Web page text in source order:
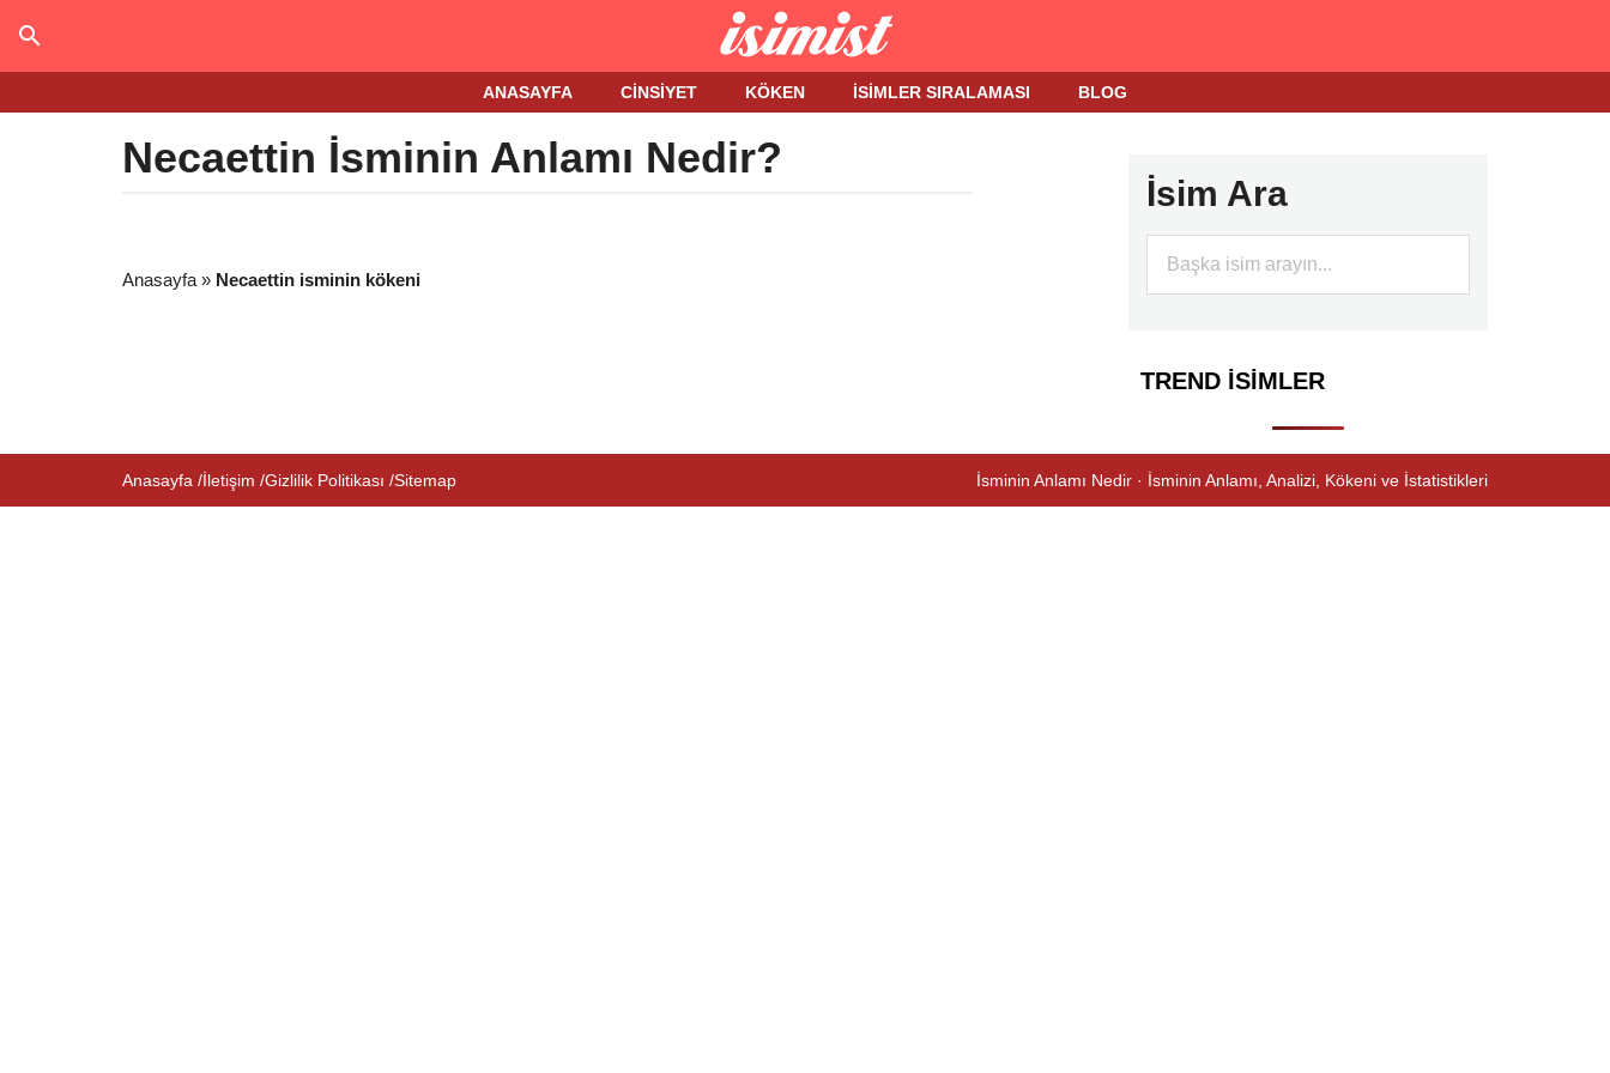
ANASAYFA CINSIYET KÖKEN İSIMLER SIRALAMASI BLOG
Necaettin İsminin Anlamı Nedir?
Anasayfa » Necaettin isminin kökeni
İsim Ara
TREND İSIMLER
Anasayfa İletişim Gizlilik Politikası Sitemap İsminin Anlamı Nedir · İsminin Anlamı, Analizi, Kökeni ve İstatistikleri